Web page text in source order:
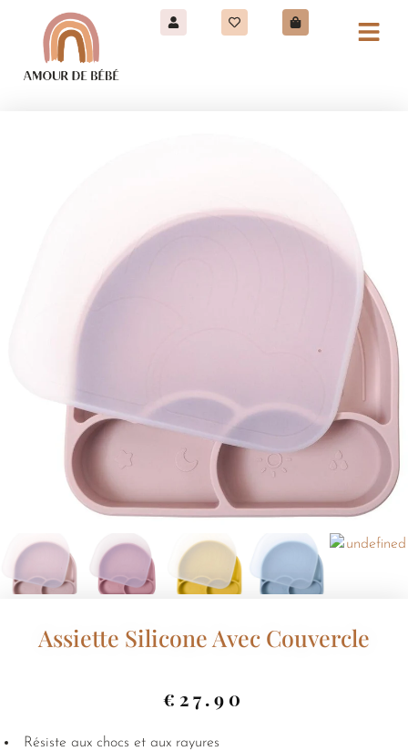
Assiette Silicone Avec Couvercle
€ 27.90
Résiste aux chocs et aux rayures